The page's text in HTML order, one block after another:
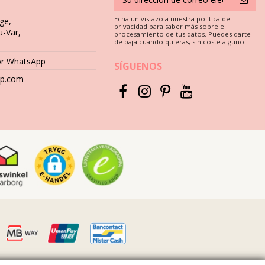
calidad es imprescindible si desea disfrutar de su conjunto de
como hormigón, piedras (por ejemplo, bordes de piscinas) o
fuertes como quitamanchas. Use productos para
Es mejor pedir ayuda a tu tintorería local.
sobre una toalla y déjelo secar a la sombra. La
Var,
WhatsApp
Echa un vistazo a nuestra política de
privacidad para saber más sobre el
procesamiento de tus datos. Puedes darte
de baja cuando quieras, sin coste alguno.
SÍGUENOS